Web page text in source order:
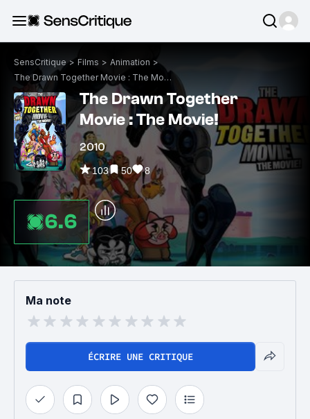
SensCritique > Films > Animation >
The Drawn Together Movie : The Movie!
The Drawn Together
Movie : The Movie!
2010
103 50 8
6.6
Ma note
ÉCRIRE UNE CRITIQUE